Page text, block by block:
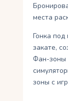
места
Гонка
закате,
Фан-зоны
зоны с